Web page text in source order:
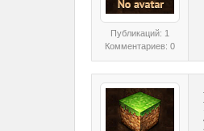
Публикаций: 1
Комментариев: 0